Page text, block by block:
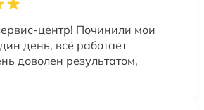
центр! Починили мои
день, всё работает
доволен результатом,